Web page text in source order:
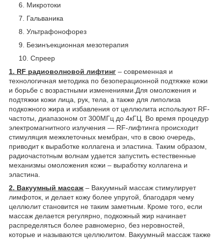
Микротоки
Гальваника
Ультрафонофорез
Безинъекционная мезотерапия
Спреер
1. RF радиоволновой лифтинг – современная и
технологичная методика по безоперационной подтяжке кожи
и борьбе с возрастными изменениями.Для омоложения и
подтяжки кожи лица, рук, тела, а также для липолиза
подкожного жира и избавления от целлюлита используют RF-
частоты, диапазоном от 300МГц до 4кГЦ. Во время процедур
электромагнитного излучения — RF-лифтинга происходит
стимуляция межклеточных мембран, что в свою очередь,
приводит к выработке коллагена и эластина. Таким образом,
радиочастотным волнам удается запустить естественные
механизмы омоложения кожи – выработку коллагена и
эластина.
2. Вакуумный массаж – Вакуумный массаж стимулирует
лимфоток, и делает кожу более упругой, благодаря чему
целлюлит становится не таким заметным. Кроме того, если
массаж делается регулярно, подкожный жир начинает
распределяться более равномерно, без неровностей,
которые и называются целлюлитом. Вакуумный массаж также